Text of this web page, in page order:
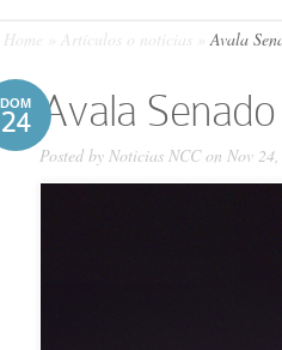
Home Artículos o noticias Avala
DOM
24 Avala
Posted by Noticias NCCon Nov